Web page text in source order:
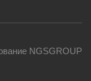
NGSGROUP